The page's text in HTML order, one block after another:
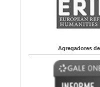
Agregadores